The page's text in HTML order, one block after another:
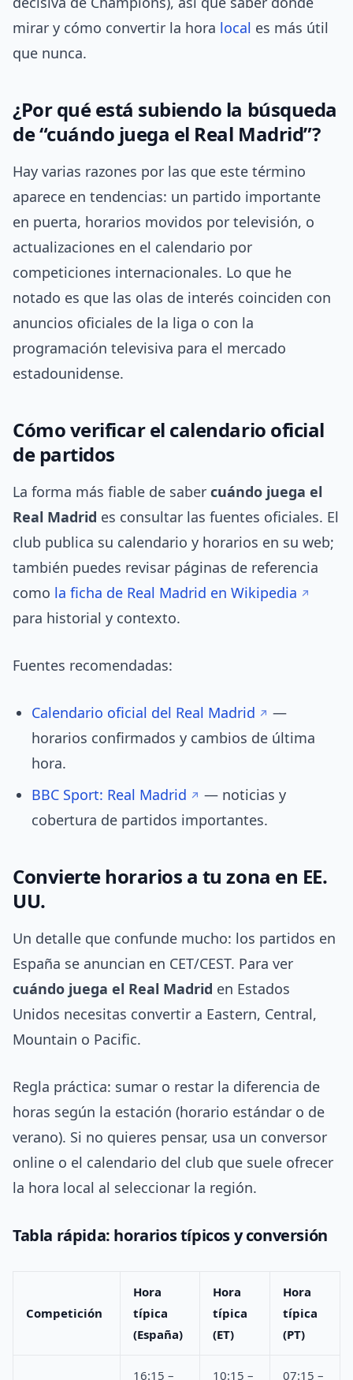
mirar y cómo convertir la hora local es más útil
que nunca.
¿Por qué está subiendo la búsqueda
de “cuándo juega el Real Madrid”?
Hay varias razones por las que este término
aparece en tendencias: un partido importante
en puerta, horarios movidos por televisión, o
actualizaciones en el calendario por
competiciones internacionales. Lo que he
notado es que las olas de interés coinciden con
anuncios oficiales de la liga o con la
programación televisiva para el mercado
estadounidense.
Cómo verificar el calendario oficial
de partidos
La forma más fiable de saber cuándo juega el
Real Madrid es consultar las fuentes oficiales. El
club publica su calendario y horarios en su web;
también puedes revisar páginas de referencia
como la ficha de Real Madrid en Wikipedia
para historial y contexto.
Fuentes recomendadas:
Calendario oficial del Real Madrid
—
horarios confirmados y cambios de última
hora.
BBC Sport: Real Madrid
— noticias y
cobertura de partidos importantes.
Convierte horarios a tu zona en EE.
UU.
Un detalle que confunde mucho: los partidos en
España se anuncian en CET/CEST. Para ver
cuándo juega el Real Madrid en Estados
Unidos necesitas convertir a Eastern, Central,
Mountain o Pacific.
Regla práctica: sumar o restar la diferencia de
horas según la estación (horario estándar o de
verano). Si no quieres pensar, usa un conversor
online o el calendario del club que suele ofrecer
la hora local al seleccionar la región.
Tabla rápida: horarios típicos y conversión
Competición
Hora
típica
(España)
Hora
típica
(ET)
Hora
típica
(PT)
16:15 – 10:15 – 07:15 –